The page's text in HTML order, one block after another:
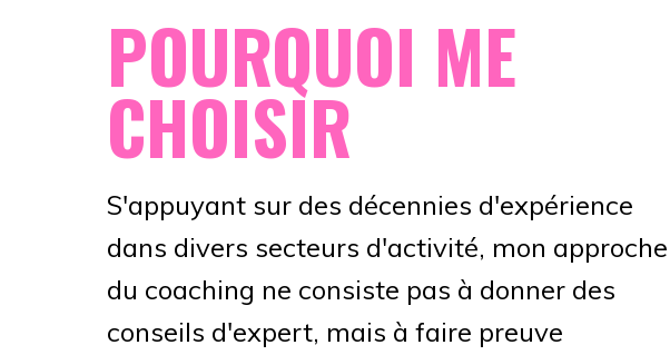
POURQUOI ME
CHOISIR
S'appuyant sur des décennies d'expérience
dans divers secteurs d'activité, mon approche
du coaching ne consiste pas à donner des
conseils d'expert, mais à faire preuve